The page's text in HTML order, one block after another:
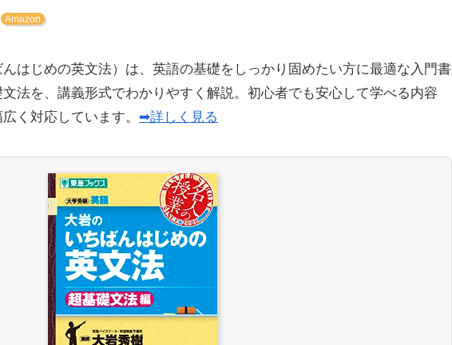
Amazon
んはじめの英文法）は、英語の基礎をしっかり固めたい方に最適な入門書
法を、講義形式でわかりやすく解説。初心者でも安心して学べる内容
く対応しています。 ➡詳しく見る